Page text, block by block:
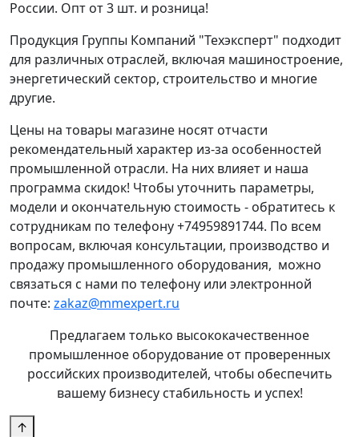
России. Опт от 3 шт. и розница!
Продукция Группы Компаний "Техэксперт" подходит
для различных отраслей, включая машиностроение,
энергетический сектор, строительство и многие
другие.
Цены на товары магазине носят отчасти
рекомендательный характер из-за особенностей
промышленной отрасли. На них влияет и наша
программа скидок! Чтобы уточнить параметры,
модели и окончательную стоимость - обратитесь к
сотрудникам по телефону +74959891744. По всем
вопросам, включая консультации, производство и
продажу промышленного оборудования, можно
связаться с нами по телефону или электронной
почте: zakaz@mmexpert.ru
Предлагаем только высококачественное
промышленное оборудование от проверенных
российских производителей, чтобы обеспечить
вашему бизнесу стабильность и успех!
↑